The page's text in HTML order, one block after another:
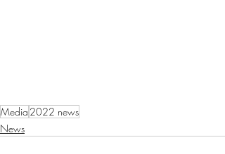
Media 2022 news
News